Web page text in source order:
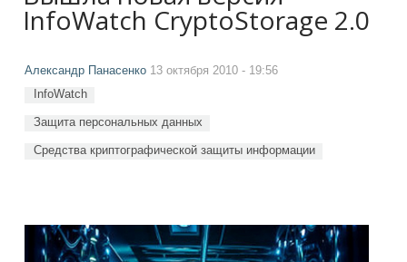
InfoWatch CryptoStorage 2.0
Александр Панасенко 13 октября 2010 - 19:56
InfoWatch
Защита персональных данных
Средства криптографической защиты информации